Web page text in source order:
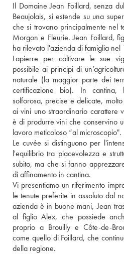
Il Domaine Jean Foillard, senza
Beaujolais, si estende su una
che si trovano principalmente nel
Morgon e Fleurie. Jean Foillard,
ha rilevato l'azienda di famiglia
Lapierre per coltivare le sue
possibile ai principi di
naturale (la maggior parte dei
certificazione bio). In cantina,
solforosa, precise e delicate,
ai vini uno straordinario carattere
è di produrre vini che conservino
lavoro meticoloso “al microscopio".
Le cuvée si distinguono per
l'equilibrio tra piacevolezza e
subito, ma che si fanno
di affinamento in cantina.
Vi presentiamo un riferimento
le tenute preferite in assoluto dal
azienda è in buone mani, Jean
al figlio Alex, che possiede
proprio a Brouilly e Côte-de-
come quello di Foillard, che
della regione.